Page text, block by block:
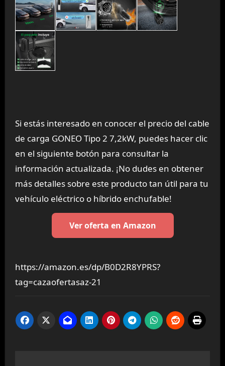
Si estás interesado en conocer el precio del cable
de carga GONEO Tipo 2 7,2kW, puedes hacer clic
en el siguiente botón para consultar la
información actualizada. ¡No dudes en obtener
más detalles sobre este producto tan útil para tu
vehículo eléctrico o híbrido enchufable!
Ver oferta en Amazon
https://amazon.es/dp/B0D2R8YPRS?
tag=cazaofertasaz-21